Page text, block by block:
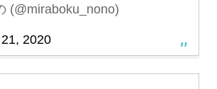
(@miraboku_nono)
2020